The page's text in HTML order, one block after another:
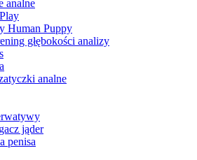
analne
Human Puppy
głębokości analizy
analne
jąder
penisa